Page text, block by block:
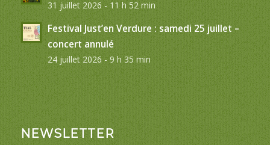
31 juillet 2026 - 11 h 52 min
Festival Just’en Verdure : samedi 25 juillet –
concert annulé
24 juillet 2026 - 9 h 35 min
NEWSLETTER